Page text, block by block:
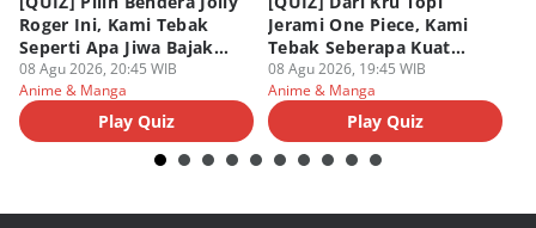
Roger Ini, Kami Tebak
Seperti Apa Jiwa Bajak
Laut Dalam Dirimu
08 Agu 2026, 20:45 WIB
Anime & Manga
Play Quiz
Jerami One Piece, Kami
Tebak Seberapa Kuat
Mentalmu
08 Agu 2026, 19:45 WIB
Anime & Manga
Play Quiz